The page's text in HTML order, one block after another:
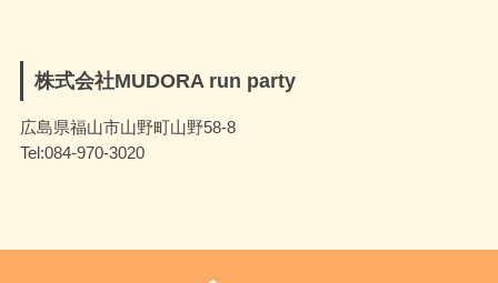
株式会社MUDORA run party
広島県福山市山野町山野58-8
Tel:084-970-3020